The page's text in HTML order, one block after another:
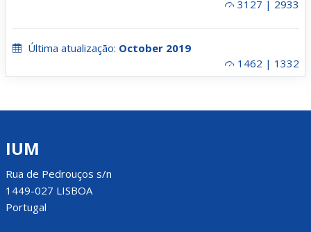
3127 | 2933
Última atualização: October 2019
1462 | 1332
IUM
Rua de Pedrouços s/n
1449-027 LISBOA
Portugal